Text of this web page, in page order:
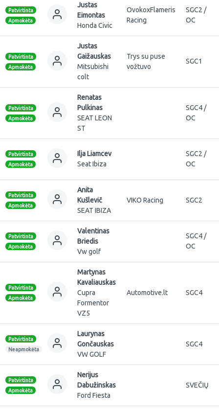
Patvirtinta
Apmokėta
Justas
Eimontas
Honda Civic
OvokoxFlameris
Racing
SGC2 /
OC
Patvirtinta
Apmokėta
Justas
Gaižauskas
Mitsubishi
colt
Trys su puse
vožtuvo
SGC1
Patvirtinta
Apmokėta
Renatas
Pulkinas
SEAT LEON
ST
SGC4 /
OC
Patvirtinta
Apmokėta
Ilja Liamcev
Seat Ibiza
SGC2 /
OC
Patvirtinta
Apmokėta
Anita
Kušlevič
SEAT IBIZA
VIKO Racing SGC2
Patvirtinta
Apmokėta
Valentinas
Briedis
Vw golf
SGC4 /
OC
Patvirtinta
Apmokėta
Martynas
Kavaliauskas
Cupra
Formentor
VZ5
Automotive.lt SGC4
Patvirtinta
Neapmokėta
Laurynas
Gončauskas
VW GOLF
SGC4
Patvirtinta
Apmokėta
Nerijus
Dabužinskas
Ford Fiesta
SVEČIŲ